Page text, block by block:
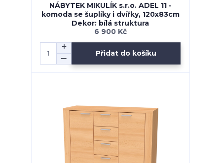
NÁBYTEK MIKULÍK s.r.o. ADEL 11 -
komoda se šuplíky i dvířky, 120x83cm
Dekor: bílá struktura
6 900 Kč
Přidat do košíku